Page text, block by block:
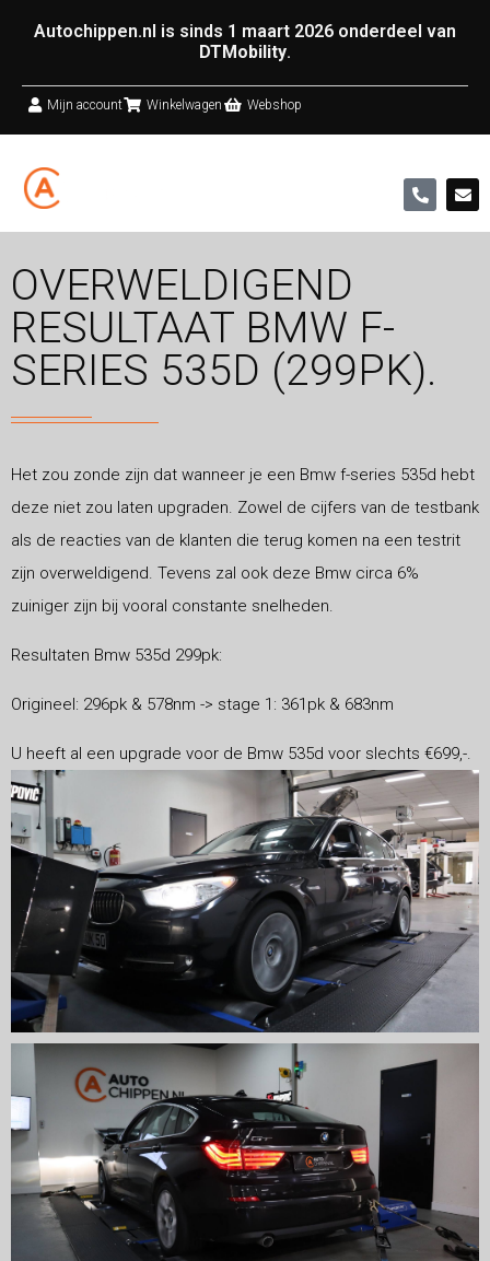
Autochippen.nl is sinds 1 maart 2026 onderdeel van
DTMobility.
Mijn account Winkelwagen Webshop
OVERWELDIGEND
RESULTAAT BMW F-
SERIES 535D (299PK).
Het zou zonde zijn dat wanneer je een Bmw f-series 535d hebt
deze niet zou laten upgraden. Zowel de cijfers van de testbank
als de reacties van de klanten die terug komen na een testrit
zijn overweldigend. Tevens zal ook deze Bmw circa 6%
zuiniger zijn bij vooral constante snelheden.
Resultaten Bmw 535d 299pk:
Origineel: 296pk & 578nm -> stage 1: 361pk & 683nm
U heeft al een upgrade voor de Bmw 535d voor slechts €699,-.